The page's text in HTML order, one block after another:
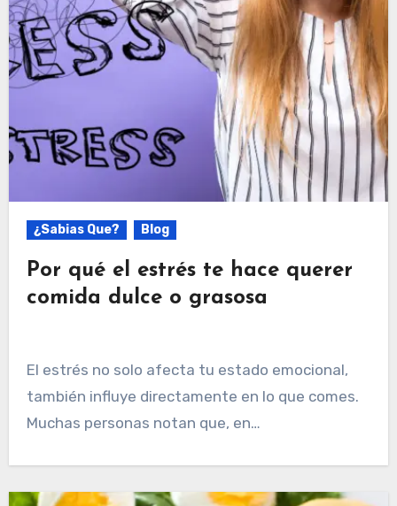
¿Sabias Que? Blog
Por qué el estrés te hace querer
comida dulce o grasosa
El estrés no solo afecta tu estado emocional,
también influye directamente en lo que comes.
Muchas personas notan que, en…